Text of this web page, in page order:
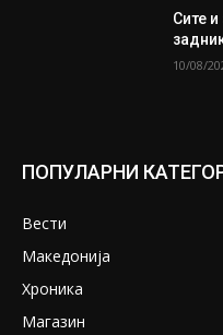
Сите и
10/08/
ПОПУЛАРНИ
Вести
Македонија
Хроника
Магазин